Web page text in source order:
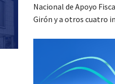
Nacional de Apoyo
Girón y a otros cuatro